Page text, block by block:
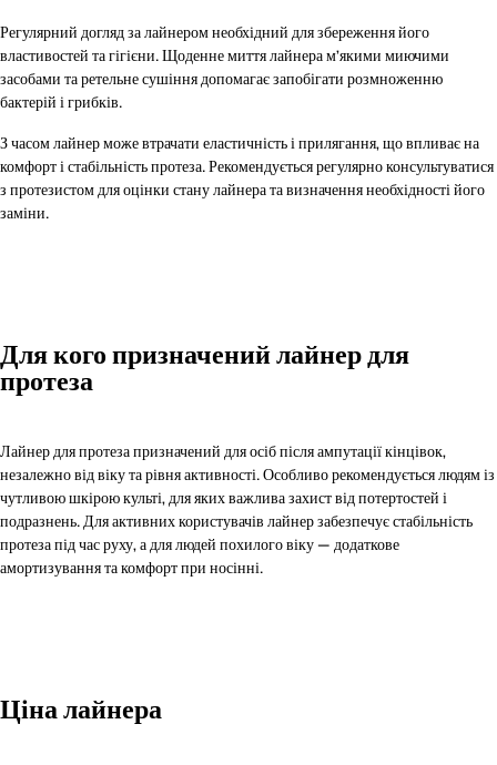
Регулярний догляд за лайнером необхідний для збереження його
властивостей та гігієни. Щоденне миття лайнера м’якими миючими
засобами та ретельне сушіння допомагає запобігати розмноженню
бактерій і грибків.
З часом лайнер може втрачати еластичність і прилягання, що впливає на
комфорт і стабільність протеза. Рекомендується регулярно консультуватися
з протезистом для оцінки стану лайнера та визначення необхідності його
заміни.
Для кого призначений лайнер для
протеза
Лайнер для протеза призначений для осіб після ампутації кінцівок,
незалежно від віку та рівня активності. Особливо рекомендується людям із
чутливою шкірою культі, для яких важлива захист від потертостей і
подразнень. Для активних користувачів лайнер забезпечує стабільність
протеза під час руху, а для людей похилого віку — додаткове
амортизування та комфорт при носінні.
Ціна лайнера